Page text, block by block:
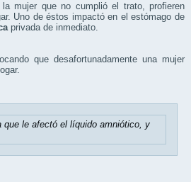
mujer que no cumplió el trato, profieren
Uno de éstos impactó en el estómago de
privada de inmediato.
que desafortunadamente una mujer
que le afectó el líquido amniótico, y